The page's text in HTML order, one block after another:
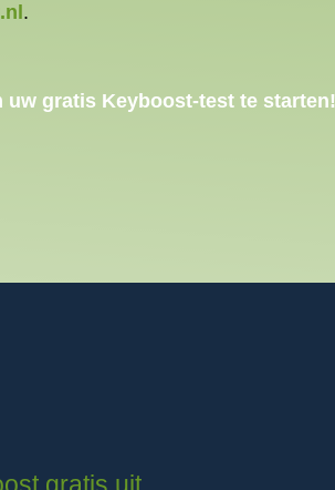
.
uw gratis Keyboost-test te starten!